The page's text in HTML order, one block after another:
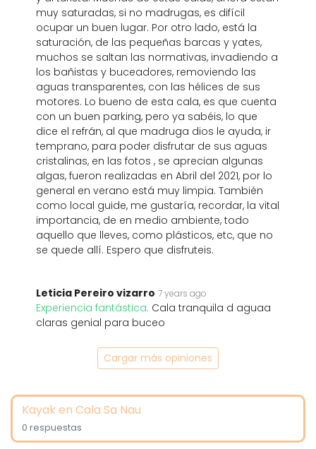
muy saturadas, si no madrugas, es difícil
ocupar un buen lugar. Por otro lado, está la
saturación, de las pequeñas barcas y yates,
muchos se saltan las normativas, invadiendo a
los bañistas y buceadores, removiendo las
aguas transparentes, con las hélices de sus
motores. Lo bueno de esta cala, es que cuenta
con un buen parking, pero ya sabéis, lo que
dice el refrán, al que madruga dios le ayuda, ir
temprano, para poder disfrutar de sus aguas
cristalinas, en las fotos , se aprecian algunas
algas, fueron realizadas en Abril del 2021, por lo
general en verano está muy limpia. También
como local guide, me gustaría, recordar, la vital
importancia, de en medio ambiente, todo
aquello que lleves, como plásticos, etc, que no
se quede allí. Espero que disfruteis.
Leticia Pereiro vizarro 7 years ago
Experiencia fantástica: Cala tranquila d aguaa
claras genial para buceo
Cargar más opiniones
Kayak en Cala Sa Nau
0 respuestas